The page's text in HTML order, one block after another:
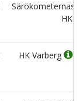
Särökometernas
HK
HK Varberg